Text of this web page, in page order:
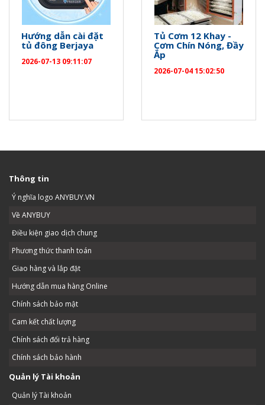
Hướng dẫn cài đặt
tủ đông Berjaya
2026-07-13 09:11:07
Tủ Cơm 12 Khay -
Cơm Chín Nóng, Đầy
Ắp
2026-07-04 15:02:50
Thông tin
Ý nghĩa logo ANYBUY.VN
Về ANYBUY
Điều kiện giao dịch chung
Phương thức thanh toán
Giao hàng và lắp đặt
Hướng dẫn mua hàng Online
Chính sách bảo mật
Cam kết chất lượng
Chính sách đổi trả hàng
Chính sách bảo hành
Quản lý Tài khoản
Quản lý Tài khoản